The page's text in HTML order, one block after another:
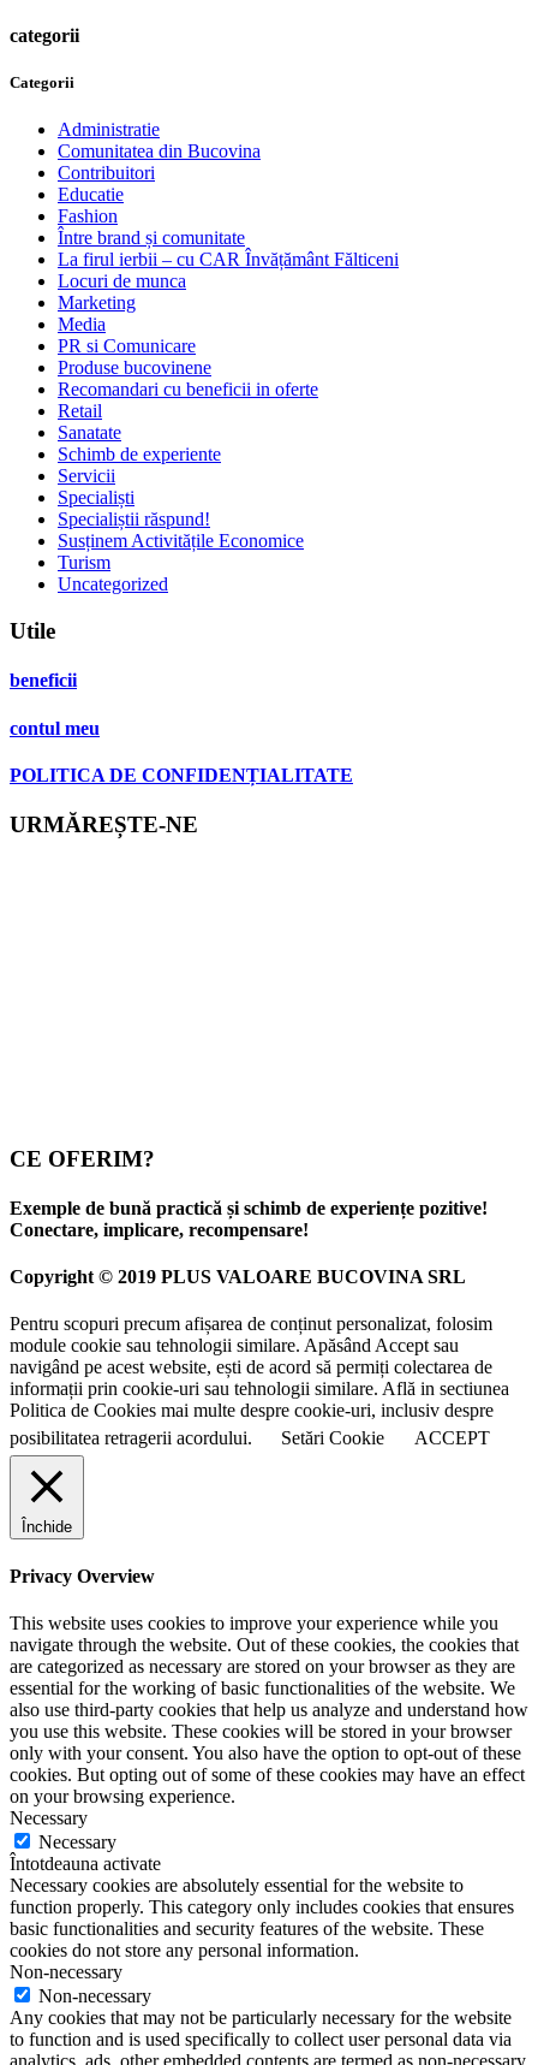
categorii
Categorii
Administratie
Comunitatea din Bucovina
Contribuitori
Educatie
Fashion
Între brand și comunitate
La firul ierbii – cu CAR Învățământ Fălticeni
Locuri de munca
Marketing
Media
PR si Comunicare
Produse bucovinene
Recomandari cu beneficii in oferte
Retail
Sanatate
Schimb de experiente
Servicii
Specialiști
Specialiștii răspund!
Susținem Activitățile Economice
Turism
Uncategorized
Utile
beneficii
contul meu
POLITICA DE CONFIDENȚIALITATE
URMĂREȘTE-NE
CE OFERIM?
Exemple de bună practică și schimb de experiențe pozitive!
Conectare, implicare, recompensare!
Copyright © 2019 PLUS VALOARE BUCOVINA SRL
Pentru scopuri precum afișarea de conținut personalizat, folosim
module cookie sau tehnologii similare. Apăsând Accept sau
navigând pe acest website, ești de acord să permiți colectarea de
informații prin cookie-uri sau tehnologii similare. Află in sectiunea
Politica de Cookies mai multe despre cookie-uri, inclusiv despre
posibilitatea retragerii acordului.
Setări Cookie ACCEPT
Închide
Privacy Overview
This website uses cookies to improve your experience while you
navigate through the website. Out of these cookies, the cookies that
are categorized as necessary are stored on your browser as they are
essential for the working of basic functionalities of the website. We
also use third-party cookies that help us analyze and understand how
you use this website. These cookies will be stored in your browser
only with your consent. You also have the option to opt-out of these
cookies. But opting out of some of these cookies may have an effect
on your browsing experience.
Necessary
Necessary
Întotdeauna activate
Necessary cookies are absolutely essential for the website to
function properly. This category only includes cookies that ensures
basic functionalities and security features of the website. These
cookies do not store any personal information.
Non-necessary
Non-necessary
Any cookies that may not be particularly necessary for the website
to function and is used specifically to collect user personal data via
analytics, ads, other embedded contents are termed as non-necessary